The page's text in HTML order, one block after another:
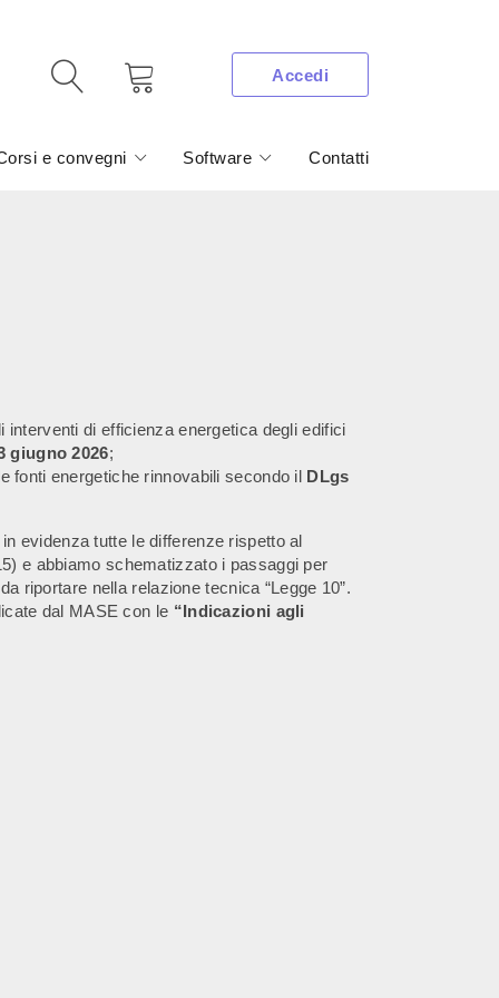
Accedi
e convegni Software Contatti
interventi di efficienza energetica degli edifici
giugno 2026;
fonti energetiche rinnovabili secondo il DLgs
evidenza tutte le differenze rispetto al
e abbiamo schematizzato i passaggi per
riportare nella relazione tecnica “Legge 10”.
dal MASE con le “Indicazioni agli